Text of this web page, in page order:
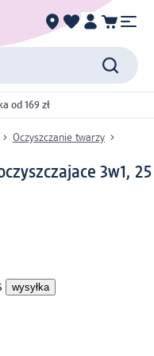
od 169 zł
Oczyszczanie twarzy
3w1, 25
wysyłka